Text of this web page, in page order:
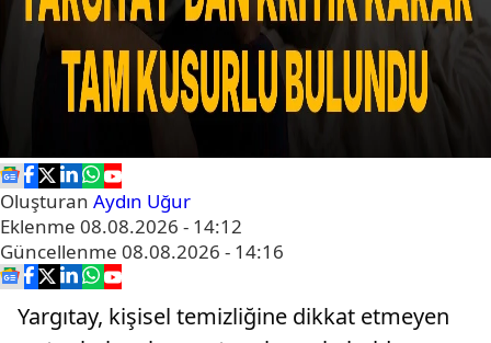
Oluşturan Aydın Uğur
Eklenme 08.08.2026 - 14:12
Güncellenme 08.08.2026 - 14:16
Yargıtay, kişisel temizliğine dikkat etmeyen